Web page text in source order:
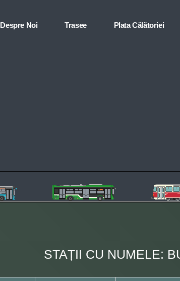
Despre Noi Trasee Plata Călătoriei
STAȚII CU NUMELE: